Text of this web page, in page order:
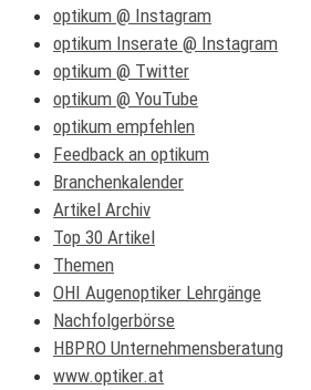
optikum @ Instagram
optikum Inserate @ Instagram
optikum @ Twitter
optikum @ YouTube
optikum empfehlen
Feedback an optikum
Branchenkalender
Artikel Archiv
Top 30 Artikel
Themen
OHI Augenoptiker Lehrgänge
Nachfolgerbörse
HBPRO Unternehmensberatung
www.optiker.at